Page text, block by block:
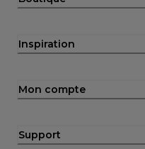
Inspiration
Mon compte
Support